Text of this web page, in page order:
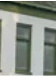
in een